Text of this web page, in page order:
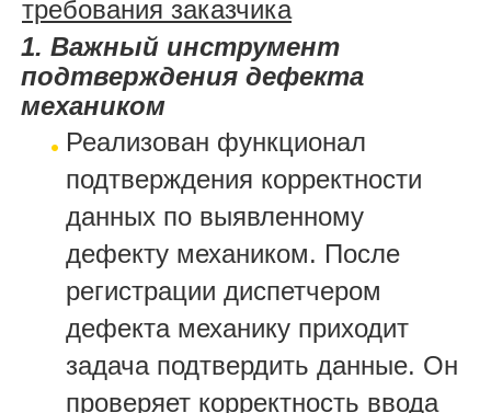
требования заказчика
1. Важный инструмент
подтверждения дефекта
механиком
Реализован функционал
подтверждения корректности
данных по выявленному
дефекту механиком. После
регистрации диспетчером
дефекта механику приходит
задача подтвердить данные. Он
проверяет корректность ввода